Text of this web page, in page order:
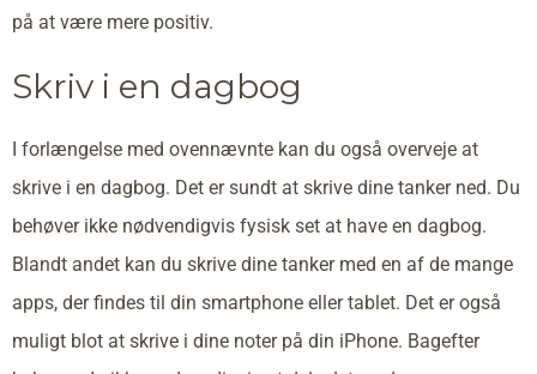
på at være mere positiv.
Skriv i en dagbog
I forlængelse med ovennævnte kan du også overveje at
skrive i en dagbog. Det er sundt at skrive dine tanker ned. Du
behøver ikke nødvendigvis fysisk set at have en dagbog.
Blandt andet kan du skrive dine tanker med en af de mange
apps, der findes til din smartphone eller tablet. Det er også
muligt blot at skrive i dine noter på din iPhone. Bagefter